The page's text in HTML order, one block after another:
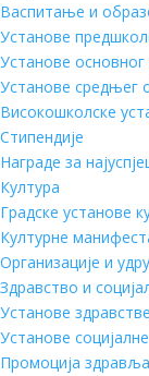
Васпитање и
Установе
Установе
Установе средњег
Високошколске
Стипендије
Награде за
Култура
Градске установе
Културне
Организације и
Здравство и
Установе
Установе
Промоција здравља